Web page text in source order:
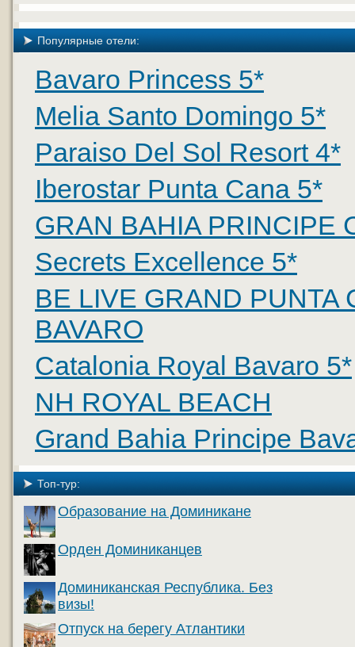
Популярные отели:
Bavaro Princess 5*
Melia Santo Domingo 5*
Paraiso Del Sol Resort 4*
Iberostar Punta Cana 5*
GRAN BAHIA PRINCIPE
Secrets Excellence 5*
BE LIVE GRAND PUNTA
BAVARO
Catalonia Royal Bavaro 5*
NH ROYAL BEACH
Grand Bahia Principe
Топ-тур:
Образование на Доминикане
Орден Доминиканцев
Доминиканская Республика. Без
визы!
Отпуск на берегу Атлантики